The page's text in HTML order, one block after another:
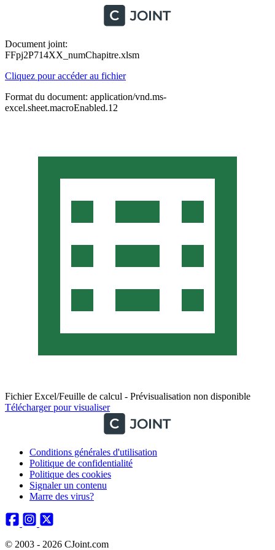
Document joint:
FFpj2P714XX_numChapitre.xlsm
Cliquez pour accéder au fichier
Format du document: application/vnd.ms-
excel.sheet.macroEnabled.12
Fichier Excel/Feuille de calcul - Prévisualisation non disponible
Télécharger pour visualiser
Conditions générales d'utilisation
Politique de confidentialité
Politique des cookies
Signaler un contenu
Marre des virus?
© 2003 - 2026 CJoint.com